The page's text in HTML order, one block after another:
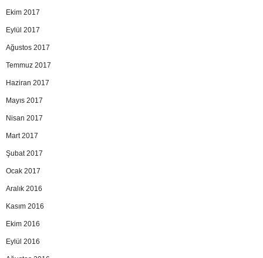
Ekim 2017
Eylül 2017
Ağustos 2017
Temmuz 2017
Haziran 2017
Mayıs 2017
Nisan 2017
Mart 2017
Şubat 2017
Ocak 2017
Aralık 2016
Kasım 2016
Ekim 2016
Eylül 2016